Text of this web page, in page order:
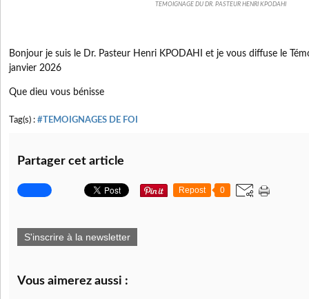
TEMOIGNAGE DU DR. PASTEUR HENRI KPODAHI
Bonjour je suis le Dr. Pasteur Henri KPODAHI et je vous diffuse le
janvier 2026
Que dieu vous bénisse
Tag(s) : #TEMOIGNAGES DE FOI
Partager cet article
Repost 0
S'inscrire à la newsletter
Vous aimerez aussi :